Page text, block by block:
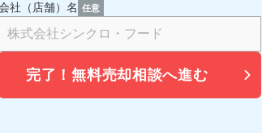
社（店舗）名 任意
完了！無料売却相談へ進む